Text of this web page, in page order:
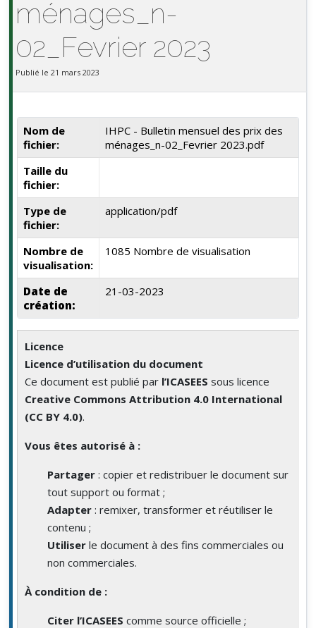
ménages_n-
02_Fevrier 2023
Publié le 21 mars 2023
Nom de
fichier:
IHPC - Bulletin mensuel des prix des
ménages_n-02_Fevrier 2023.pdf
Taille du
fichier:
Type de
fichier:
application/pdf
Nombre de
visualisation:
1085 Nombre de visualisation
Date de
création:
21-03-2023
Licence
Licence d’utilisation du document
Ce document est publié par l’ICASEES sous licence
Creative Commons Attribution 4.0 International
(CC BY 4.0).
Vous êtes autorisé à :
Partager : copier et redistribuer le document sur
tout support ou format ;
Adapter : remixer, transformer et réutiliser le
contenu ;
Utiliser le document à des fins commerciales ou
non commerciales.
À condition de :
Citer l’ICASEES comme source officielle ;